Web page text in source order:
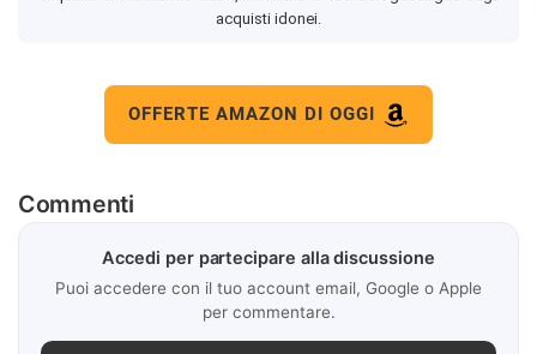
acquisti idonei.
OFFERTE AMAZON DI OGGI
Commenti
Accedi per partecipare alla discussione
Puoi accedere con il tuo account email, Google o Apple
per commentare.